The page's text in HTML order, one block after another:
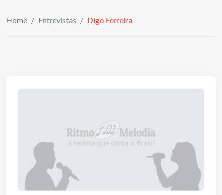
Home / Entrevistas / Digo Ferreira